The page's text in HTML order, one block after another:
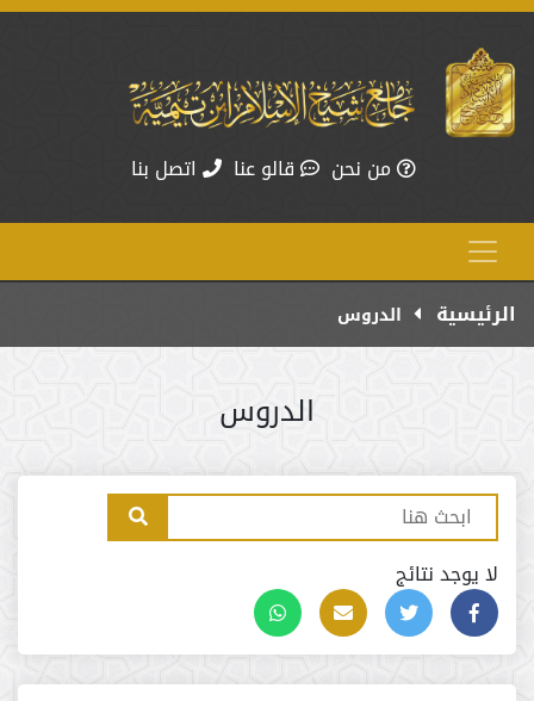
من نحن قالو عنا اتصل بنا
الرئيسية الدروس
الدروس
لا يوجد نتائج